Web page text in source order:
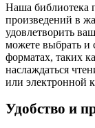
Наша библиотека
произведений в
удовлетворить
можете выбрать и
форматах, таких
наслаждаться
или электронной
Удобство и